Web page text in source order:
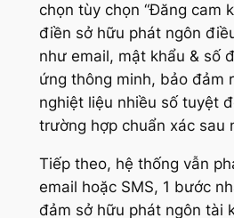
chọn tùy chọn “Đăng cam
điền sở hữu phát ngôn
như email, mật khẩu & số
ứng thông minh, bảo đảm
nghiệt liệu nhiều số tuyệt
trường hợp chuẩn xác sau
Tiếp theo, hệ thống vẫn
email hoặc SMS, 1 bước
đảm sở hữu phát ngôn tài